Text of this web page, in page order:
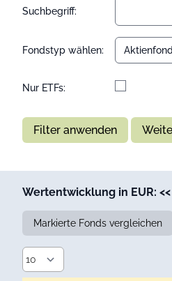
Suchbegriff:
Fondstyp wählen:
Nur ETFs:
Filter anwenden
Wertentwicklung in EUR:
Markierte Fonds vergleichen